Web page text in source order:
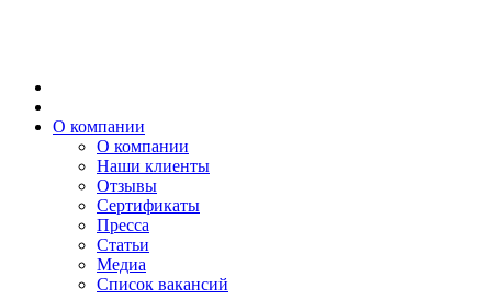
О компании
О компании
Наши клиенты
Отзывы
Сертификаты
Пресса
Статьи
Медиа
Список вакансий